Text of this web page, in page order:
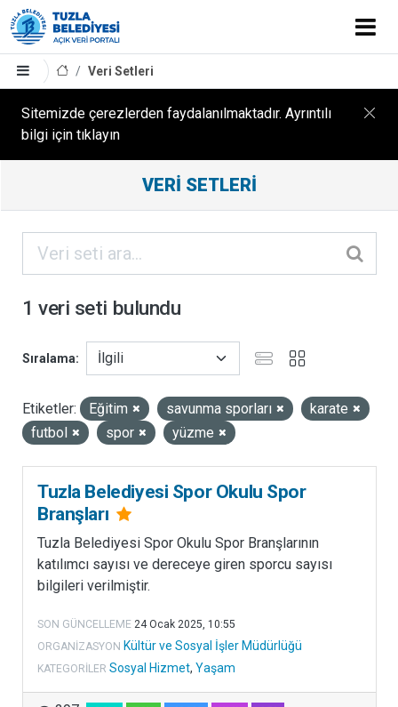
Veri Setleri
Sitemizde çerezlerden faydalanılmaktadır. Ayrıntılı
bilgi için tıklayın
Sonuçları
ORGANIZASYONLAR
KATEGORILER
ETIKETLER
LISANSLAR
VERI SETLERI
1 veri seti bulundu
Sıralama
Etiketler: Eğitim savunma sporları
karate
futbol
spor yüzme
Tuzla Belediyesi Spor Okulu Spor
Branşları
Tuzla Belediyesi Spor Okulu Spor Branşlarının
katılımcı sayısı ve dereceye giren sporcu sayısı
bilgileri verilmiştir.
SON GÜNCELLEME 24 Ocak 2025, 10:55
ORGANIZASYON Kültür ve Sosyal İşler Müdürlüğü
KATEGORILER Sosyal Hizmet, Yaşam